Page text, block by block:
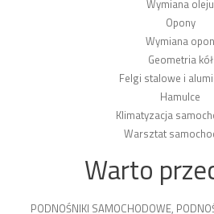
Wymiana oleju
Opony
Wymiana opon
Geometria kół
Felgi stalowe i
Hamulce
Klimatyzacja
Warsztat
Warto
PODNOŚNIKI SAMOCHODOWE,